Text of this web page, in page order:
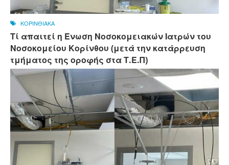
ΚΟΡΙΝΘΙΑΚΑ
Τί απαιτεί η Ένωση Νοσοκομειακών Ιατρών του
Νοσοκομείου Κορίνθου (μετά την κατάρρευση
τμήματος της οροφής στα Τ.Ε.Π)